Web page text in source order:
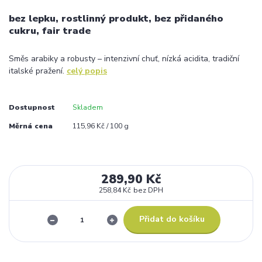
bez lepku, rostlinný produkt, bez přidaného
cukru, fair trade
Směs arabiky a robusty – intenzivní chuť, nízká acidita, tradiční
italské pražení. celý popis
Dostupnost Skladem
Měrná cena 115,96 Kč / 100 g
289,90 Kč
258,84 Kč bez DPH
Přidat do košíku